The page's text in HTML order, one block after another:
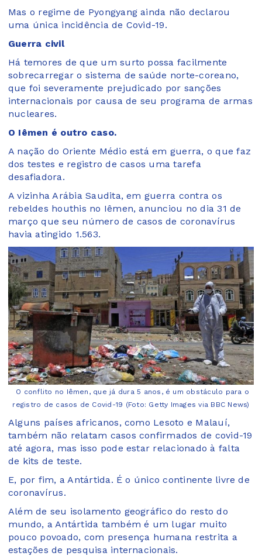
Mas o regime de Pyongyang ainda não declarou
uma única incidência de Covid-19.
Guerra civil
Há temores de que um surto possa facilmente
sobrecarregar o sistema de saúde norte-coreano,
que foi severamente prejudicado por sanções
internacionais por causa de seu programa de armas
nucleares.
O Iêmen é outro caso.
A nação do Oriente Médio está em guerra, o que faz
dos testes e registro de casos uma tarefa
desafiadora.
A vizinha Arábia Saudita, em guerra contra os
rebeldes houthis no Iêmen, anunciou no dia 31 de
março que seu número de casos de coronavírus
havia atingido 1.563.
O conflito no Iêmen, que já dura 5 anos, é um obstáculo para o
registro de casos de Covid-19 (Foto: Getty Images via BBC News)
Alguns países africanos, como Lesoto e Malauí,
também não relatam casos confirmados de covid-19
até agora, mas isso pode estar relacionado à falta
de kits de teste.
E, por fim, a Antártida. É o único continente livre de
coronavírus.
Além de seu isolamento geográfico do resto do
mundo, a Antártida também é um lugar muito
pouco povoado, com presença humana restrita a
estações de pesquisa internacionais.